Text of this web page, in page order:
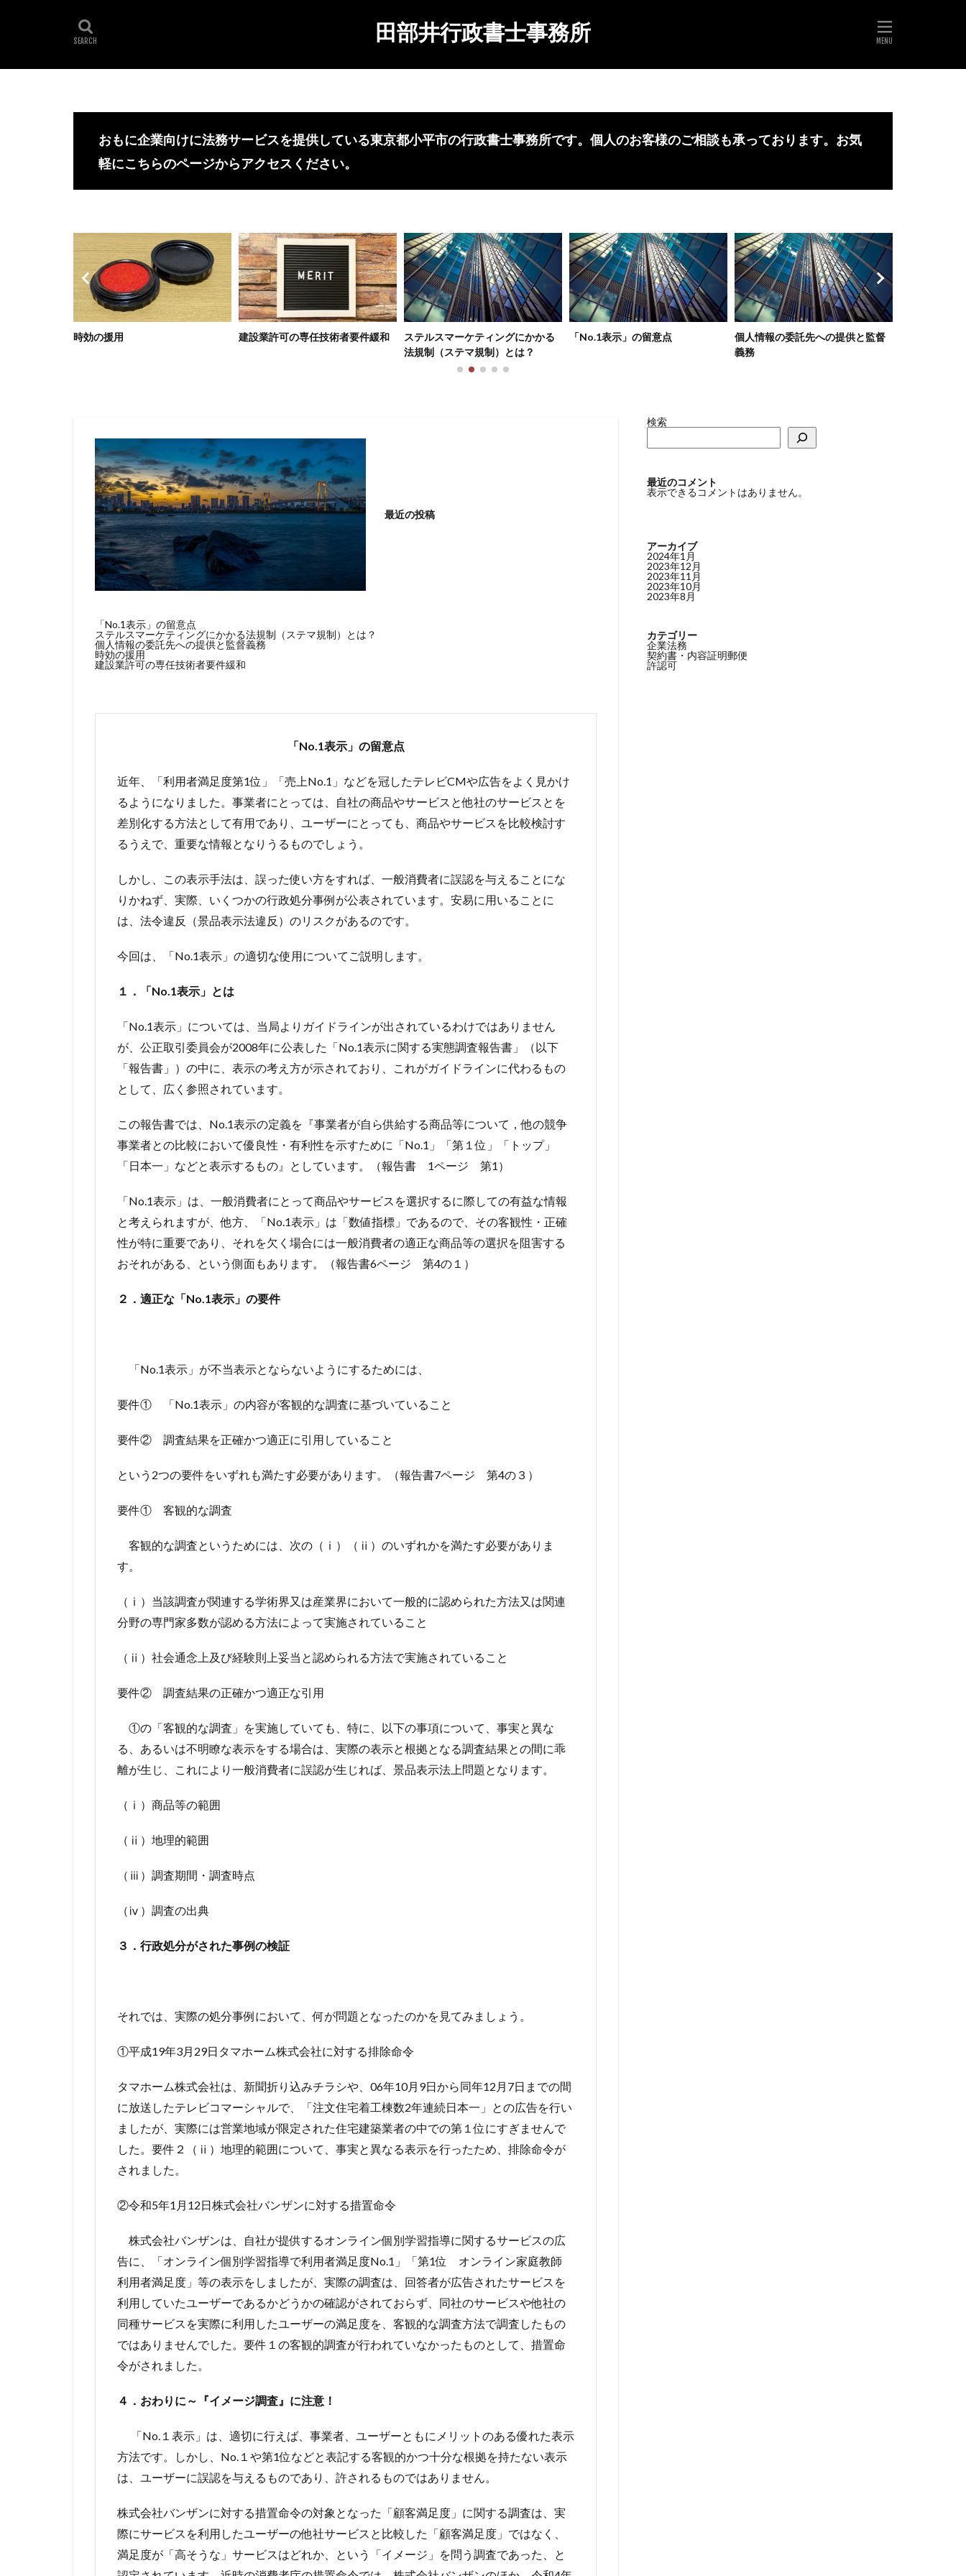
田部井行政書士事務所
おもに企業向けに法務サービスを提供している東京都小平市の行政書士事務所です。個人のお客様のご相談も承っております。お気
軽にこちらのページからアクセスください。
建設業許可の専任技術者要件緩和
ステルスマーケティングにかかる
法規制（ステマ規制）とは？
「No.1表示」の留意点
個人情報の委託先への提供と監督
時効の援用
最近の投稿
「No.1表示」の留意点
ステルスマーケティングにかかる法規制（ステマ規制）とは？
個人情報の委託先への提供と監督義務
時効の援用
建設業許可の専任技術者要件緩和
「No.1表示」の留意点
近年、「利用者満足度第1位」「売上No.1」などを冠したテレビCMや広告をよく見かけ
るようになりました。事業者にとっては、自社の商品やサービスと他社のサービスとを
差別化する方法として有用であり、ユーザーにとっても、商品やサービスを比較検討す
るうえで、重要な情報となりうるものでしょう。
しかし、この表示手法は、誤った使い方をすれば、一般消費者に誤認を与えることにな
りかねず、実際、いくつかの行政処分事例が公表されています。安易に用いることに
は、法令違反（景品表示法違反）のリスクがあるのです。
今回は、「No.1表示」の適切な使用についてご説明します。
１．「No.1表示」とは
「No.1表示」については、当局よりガイドラインが出されているわけではありません
が、公正取引委員会が2008年に公表した「No.1表示に関する実態調査報告書」（以下
「報告書」）の中に、表示の考え方が示されており、これがガイドラインに代わるもの
として、広く参照されています。
この報告書では、No.1表示の定義を『事業者が自ら供給する商品等について，他の競争
事業者との比較において優良性・有利性を示すために「No.1」「第１位」「トップ」
「日本一」などと表示するもの』としています。（報告書 1ページ 第1）
「No.1表示」は、一般消費者にとって商品やサービスを選択するに際しての有益な情報
と考えられますが、他方、「No.1表示」は「数値指標」であるので、その客観性・正確
性が特に重要であり、それを欠く場合には一般消費者の適正な商品等の選択を阻害する
おそれがある、という側面もあります。（報告書6ページ 第4の１）
２．適正な「No.1表示」の要件
「No.1表示」が不当表示とならないようにするためには、
要件① 「No.1表示」の内容が客観的な調査に基づいていること
要件② 調査結果を正確かつ適正に引用していること
という2つの要件をいずれも満たす必要があります。（報告書7ページ 第4の３）
要件① 客観的な調査
客観的な調査というためには、次の（ⅰ）（ⅱ）のいずれかを満たす必要がありま
す。
（ⅰ）当該調査が関連する学術界又は産業界において一般的に認められた方法又は関連
分野の専門家多数が認める方法によって実施されていること
（ⅱ）社会通念上及び経験則上妥当と認められる方法で実施されていること
要件② 調査結果の正確かつ適正な引用
①の「客観的な調査」を実施していても、特に、以下の事項について、事実と異な
る、あるいは不明瞭な表示をする場合は、実際の表示と根拠となる調査結果との間に乖
離が生じ、これにより一般消費者に誤認が生じれば、景品表示法上問題となります。
（ⅰ）商品等の範囲
（ⅱ）地理的範囲
（ⅲ）調査期間・調査時点
（ⅳ）調査の出典
３．行政処分がされた事例の検証
それでは、実際の処分事例において、何が問題となったのかを見てみましょう。
①平成19年3月29日タマホーム株式会社に対する排除命令
タマホーム株式会社は、新聞折り込みチラシや、06年10月9日から同年12月7日までの間
に放送したテレビコマーシャルで、「注文住宅着工棟数2年連続日本一」との広告を行い
ましたが、実際には営業地域が限定された住宅建築業者の中での第１位にすぎませんで
した。要件２（ⅱ）地理的範囲について、事実と異なる表示を行ったため、排除命令が
されました。
②令和5年1月12日株式会社バンザンに対する措置命令
株式会社バンザンは、自社が提供するオンライン個別学習指導に関するサービスの広
告に、「オンライン個別学習指導で利用者満足度No.1」「第1位 オンライン家庭教師
利用者満足度」等の表示をしましたが、実際の調査は、回答者が広告されたサービスを
利用していたユーザーであるかどうかの確認がされておらず、同社のサービスや他社の
同種サービスを実際に利用したユーザーの満足度を、客観的な調査方法で調査したもの
ではありませんでした。要件１の客観的調査が行われていなかったものとして、措置命
令がされました。
４．おわりに～『イメージ調査』に注意！
「No.１表示」は、適切に行えば、事業者、ユーザーともにメリットのある優れた表示
方法です。しかし、No.１や第1位などと表記する客観的かつ十分な根拠を持たない表示
は、ユーザーに誤認を与えるものであり、許されるものではありません。
株式会社バンザンに対する措置命令の対象となった「顧客満足度」に関する調査は、実
際にサービスを利用したユーザーの他社サービスと比較した「顧客満足度」ではなく、
満足度が「高そうな」サービスはどれか、という「イメージ」を問う調査であった、と
検索
最近のコメント
表示できるコメントはありません。
アーカイブ
2024年1月
2023年12月
2023年11月
2023年10月
2023年8月
カテゴリー
企業法務
契約書・内容証明郵便
許認可
検索